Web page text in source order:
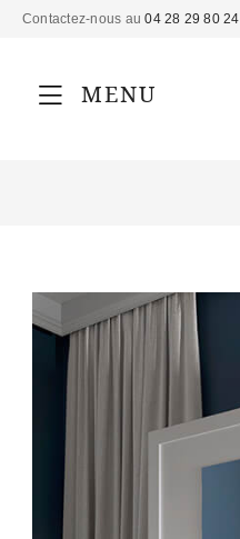
Contactez-nous au04 28 29 80 24
MENU